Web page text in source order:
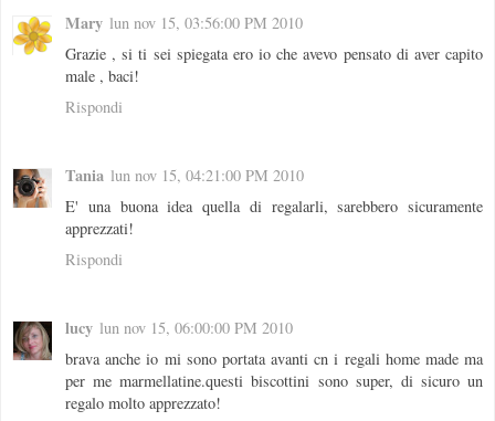
Mary lun nov 15, 03:56:00 PM 2010
Grazie , si ti sei spiegata ero io che avevo pensato di aver capito
male , baci!
Rispondi
Tania lun nov 15, 04:21:00 PM 2010
E' una buona idea quella di regalarli, sarebbero sicuramente
apprezzati!
Rispondi
lucy lun nov 15, 06:00:00 PM 2010
brava anche io mi sono portata avanti cn i regali home made ma
per me marmellatine.questi biscottini sono super, di sicuro un
regalo molto apprezzato!